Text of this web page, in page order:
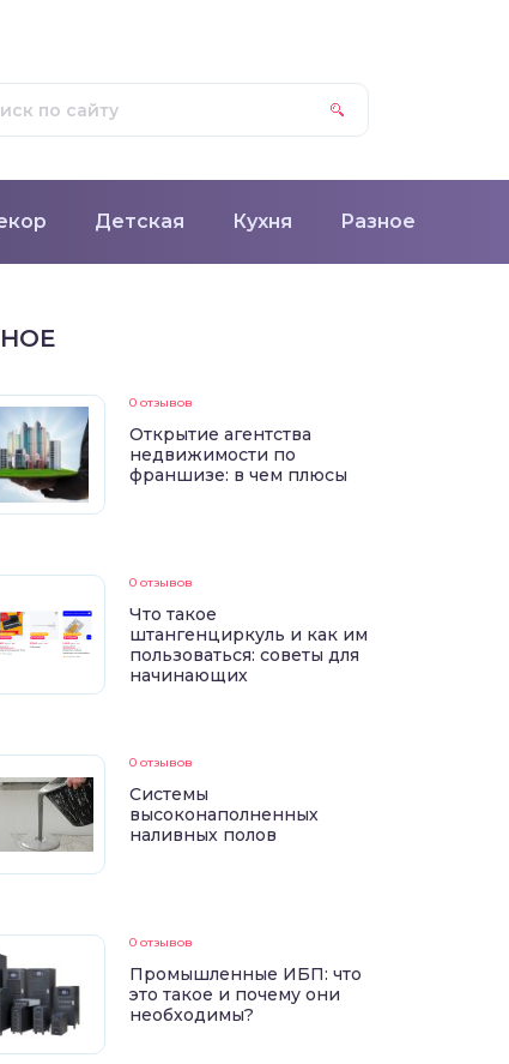
Детская Кухня Разное
0 отзывов
Открытие агентства
недвижимости по
франшизе: в чем плюсы
0 отзывов
Что такое
штангенциркуль и как им
пользоваться: советы для
начинающих
0 отзывов
Системы
высоконаполненных
наливных полов
0 отзывов
Промышленные ИБП: что
это такое и почему они
необходимы?